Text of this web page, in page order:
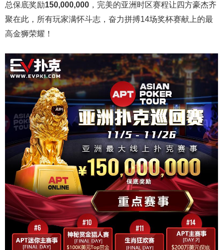
总保底奖励150,000,000 ，完美的亚洲时区赛程让四方豪杰齐
聚在此，所有玩家满怀斗志，奋力拼搏14场奖杯赛献上的最
高金狮荣耀！